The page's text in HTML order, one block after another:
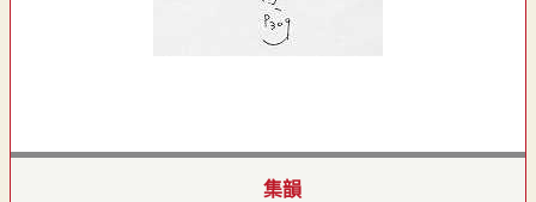
集韻